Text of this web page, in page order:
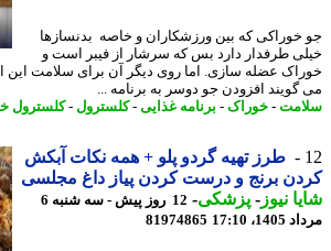
که بین ورزشکاران و خاصه بدنسازها
طرفدار دارد بس که سرشار از فیبر است و
عضله سازی. اما روی دیگر آن برای سلامت این
افزودن جو دوسر به برنامه ...
-خوراک- برنامه غذایی- کلسترول-کلسترول خون
طرز تهیه گردو پلو + همه نکات آبکش
برنج و درست کردن پیاز داغ مجلسی
نیوز-پزشکی-
12 روز پیش - سه شنبه 6
17:10
81974865